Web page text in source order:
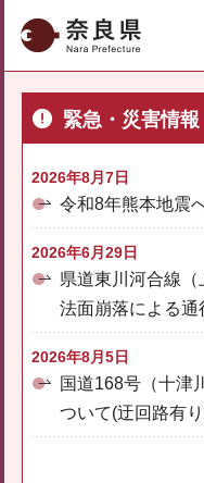
奈良県
緊急・災害情報
2026年8月7日
令和8年熊本地震
2026年6月29日
県道東川河合線
法面崩落による通
2026年8月5日
国道168号（十津
ついて(迂回路有